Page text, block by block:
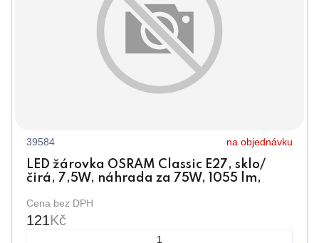
39584 na objednávku
LED žárovka OSRAM Classic E27, sklo/
čirá, 7,5W, náhrada za 75W, 1055 lm,
Cena bez DPH
121Kč